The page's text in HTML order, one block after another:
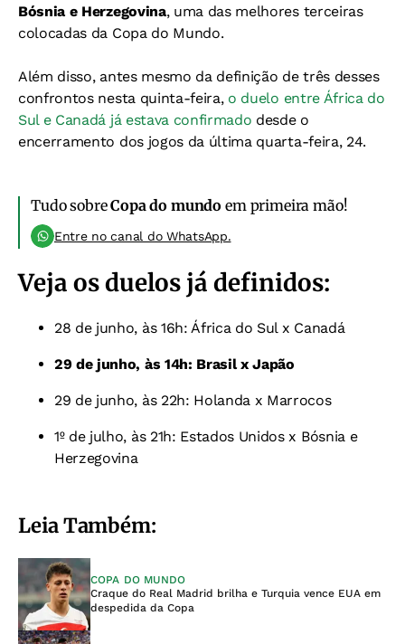
Bósnia e Herzegovina, uma das melhores terceiras
colocadas da Copa do Mundo.
Além disso, antes mesmo da definição de três desses
confrontos nesta quinta-feira, o duelo entre África do
Sul e Canadá já estava confirmado desde o
encerramento dos jogos da última quarta-feira, 24.
Tudo sobreCopa do mundo em primeira mão!
Entre no canal do WhatsApp.
Veja os duelos já definidos:
28 de junho, às 16h: África do Sul x Canadá
29 de junho, às 14h: Brasil x Japão
29 de junho, às 22h: Holanda x Marrocos
1º de julho, às 21h: Estados Unidos x Bósnia e
Herzegovina
Leia Também:
COPA DO MUNDO
Craque do Real Madrid brilha e Turquia vence EUA em
despedida da Copa